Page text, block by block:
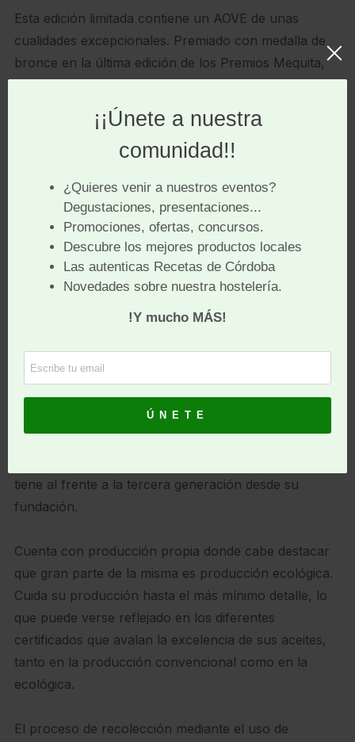
Esta edición limitada contiene un AOVE de unas
cualidades excepcionales. Premiado con medalla de
bronce en la última edición de los Premios Mequita,
las variedades arbosana y hojiblanca,
verde dorado y la capacidad de mantenerse en el
frutado intenso de aceituna verde.
En boca sorprende con un delicado y suave principio
que complementa perfectamente con un ligero picor
Sin duda, estamos ante un aceite perfecto tanto para
complementar cualquiera de nuestros platos.
Aceites Palacioses una empresa del sector agrícola
y oleícola dedicada a la producción y
tiene al frente a la tercera generación desde su
fundación.
Cuenta con producción propia donde cabe destacar
que gran parte de la misma es producción ecológica.
Cuida su producción hasta el más mínimo detalle, lo
que puede verse reflejado en los diferentes
certificados que avalan la excelencia de sus aceites,
tanto en la producción convencional como en la
ecológica.
El proceso de recolección mediante el uso de